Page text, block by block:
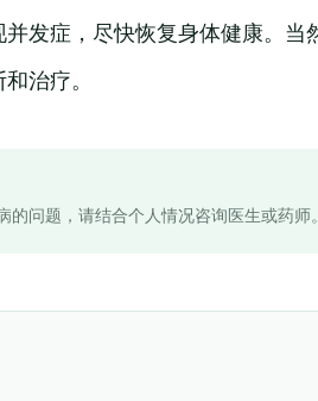
发症，尽快恢复身体健康。当
治疗。
问题，请结合个人情况咨询医生或药师。